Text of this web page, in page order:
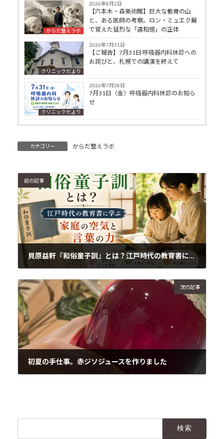
からだ整えラボ
2026年8月2日
【六本木・森美術館】巨大な骸骨の山
と、ある医師の考察。ロン・ミュエク展
で覚えた猛烈な「違和感」の正体
クリニックだより
2026年7月31日
【ご報告】7月31日 呼吸器内科休診への
お詫びと、札幌での講演を終えて
クリニックだより
2026年7月28日
7月31日（金）呼吸器内科休診のお知ら
せ
カテゴリー からだ整えラボ
前の記事
貝原益軒『和俗童子訓』とは？江戸時代の教育書に学ぶ、家庭の空気と言葉の力
次の記事
初夏の手仕事。赤ジソジュースを作りました